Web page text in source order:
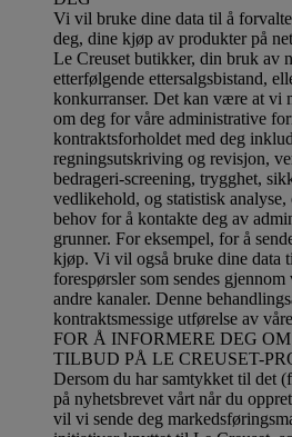
Vi vil bruke dine data til å
deg, dine kjøp av produkter på
Le Creuset butikker, din bruk av
etterfølgende ettersalgsbistand,
konkurranser. Det kan være at vi
om deg for våre administrative
kontraktsforholdet med deg
regningsutskriving og revisjon,
bedrageri-screening, trygghet,
vedlikehold, og statistisk
behov for å kontakte deg av
grunner. For eksempel, for å
kjøp. Vi vil også bruke dine data
forespørsler som sendes
andre kanaler. Denne
kontraktsmessige utførelse av
FOR Å INFORMERE DEG
TILBUD PÅ LE CREUSET-
Dersom du har samtykket til det
på nyhetsbrevet vårt når du
vil vi sende deg